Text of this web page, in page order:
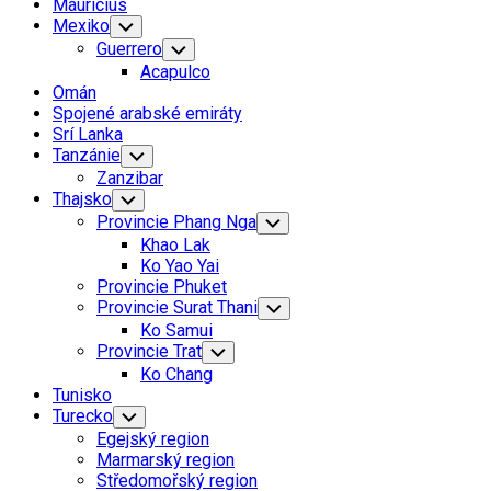
Mauricius
Mexiko Toggle
Child
Menu
Guerrero Toggle
Child
Menu
Acapulco
Omán
Spojené arabské emiráty
Srí Lanka
Tanzánie Toggle
Child
Menu
Zanzibar
Thajsko Toggle
Child
Menu
Provincie Phang Nga Toggle
Child
Khao Lak
Ko Yao Yai
Provincie Phuket
Provincie Surat Thani Toggle
Child
Ko Samui
Provincie Trat Toggle
Child
Menu
Ko Chang
Tunisko
Turecko Toggle
Child
Menu
Egejský region
Marmarský region
Středomořský region